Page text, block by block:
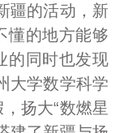
的活动，新
懂的地方能够
的同时也发现
大学数学科学
扬大“数燃星